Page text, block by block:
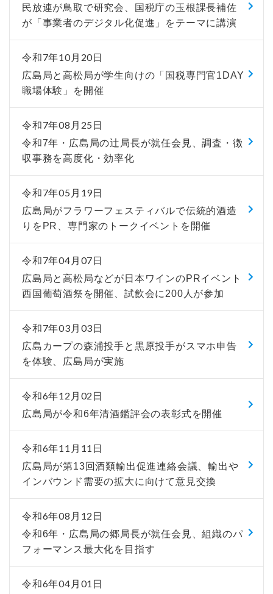
民放連が鳥取で研究会、国税庁の玉根課長補佐
が「事業者のデジタル化促進」をテーマに講演
令和7年10月20日
広島局と高松局が学生向けの「国税専門官1DAY
職場体験」を開催
令和7年08月25日
令和7年・広島局の辻局長が就任会見、調査・徴
収事務を高度化・効率化
令和7年05月19日
広島局がフラワーフェスティバルで伝統的酒造
りをPR、専門家のトークイベントを開催
令和7年04月07日
広島局と高松局などが日本ワインのPRイベント
西国葡萄酒祭を開催、試飲会に200人が参加
令和7年03月03日
広島カープの森浦投手と黒原投手がスマホ申告
を体験、広島局が実施
令和6年12月02日
広島局が令和6年清酒鑑評会の表彰式を開催
令和6年11月11日
広島局が第13回酒類輸出促進連絡会議、輸出や
インバウンド需要の拡大に向けて意見交換
令和6年08月12日
令和6年・広島局の郷局長が就任会見、組織のパ
フォーマンス最大化を目指す
令和6年04月01日